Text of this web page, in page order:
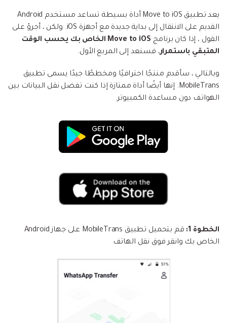
يعد تطبيق Move to iOS أداة بسيطة تساعد مستخدم Android
القديم على الانتقال إلى بداية جديدة مع أجهزة iOS. ولكن ، أجرؤ على
القول ، إذا كان برنامج
Move to iOS الخاص بك يحسب الوقت
المتبقي باستمرار، فسنعد إلى المربع الأول.
وبالتالي ، سأقدم منتجًا احترافيًا ومخططًا جيدًا يسمى تطبيق
MobileTrans. إنها أيضًا أداة ممتازة إذا كنت تفضل نقل البيانات بين
الهواتف دون مساعدة الكمبيوتر.
الخطوة 1:
قم بتحميل تطبيق MobileTrans على جهاز Android
الخاص بك وانقر فوق نقل الهاتف